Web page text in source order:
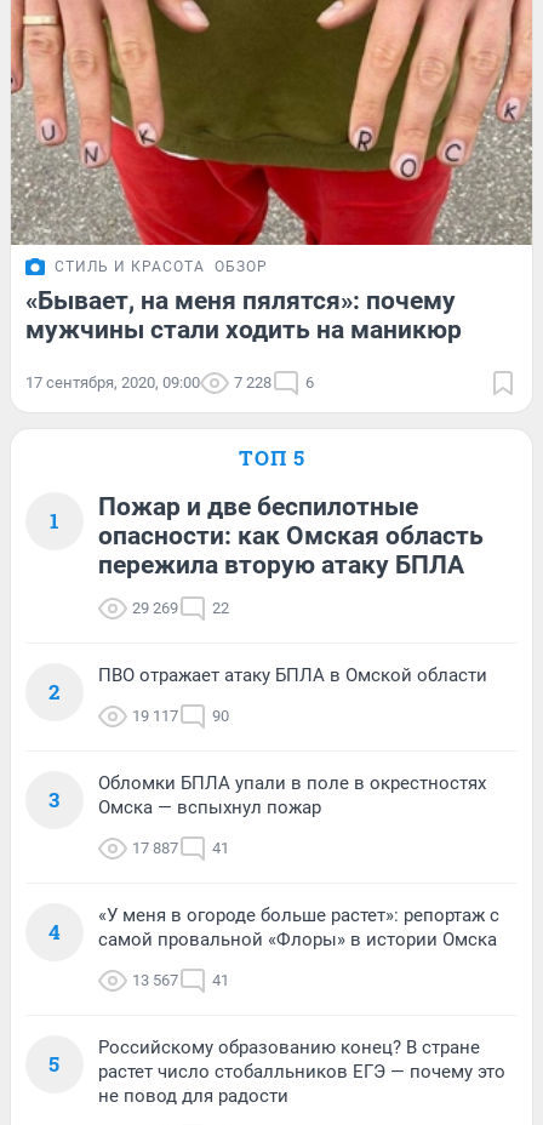
СТИЛЬ И КРАСОТА ОБЗОР
«Бывает, на меня пялятся»: почему
мужчины стали ходить на маникюр
17 сентября, 2020, 09:00 7 228 6
ТОП 5
1
Пожар и две беспилотные
опасности: как Омская область
пережила вторую атаку БПЛА
29 269 22
2
ПВО отражает атаку БПЛА в Омской области
19 117 90
3
Обломки БПЛА упали в поле в окрестностях
Омска — вспыхнул пожар
17 887 41
4
«У меня в огороде больше растет»: репортаж с
самой провальной «Флоры» в истории Омска
13 567 41
5
Российскому образованию конец? В стране
растет число стобалльников ЕГЭ — почему это
не повод для радости